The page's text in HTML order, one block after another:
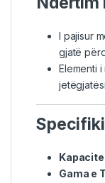
I pajisur
gjatë
Elementi
Gama e